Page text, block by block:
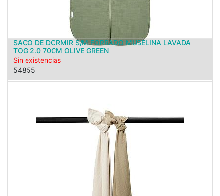
SACO DE DORMIR S/M FORRADO MUSELINA LAVADA
TOG 2.0 70CM OLIVE GREEN
Sin existencias
54855